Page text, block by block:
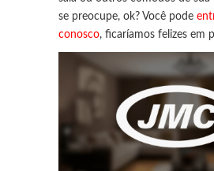
se preocupe, ok? Você pode
conosco, ficaríamos felizes em